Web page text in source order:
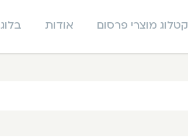
קטלוג מוצרי פרסום אודות בלוג